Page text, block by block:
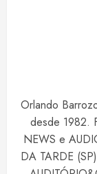
Orlando
desde 1982.
NEWS e
DA TARDE